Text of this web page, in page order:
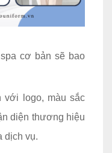
cơ bản sẽ bao
với logo, màu sắc
diện thương hiệu
dịch vụ.